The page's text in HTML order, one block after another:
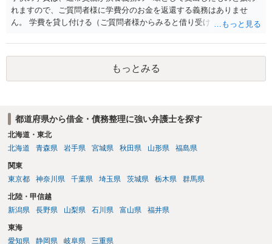
れますので、ご質問者様に学費分のお金を返還する義務はありませ
ん。 学費を貸し付ける（ご質問者様からみると借り受ける）といった
ょう。
もっとみる
都道府県から借金・債務整理に強い弁護士を探す
北海道・東北
北海道
青森県 岩手県 宮城県 秋田県 山形県 福島県
関東
東京都
神奈川県 千葉県 埼玉県 茨城県 栃木県 群馬県
北陸・甲信越
新潟県
長野県 山梨県 石川県 富山県 福井県
東海
愛知県
静岡県 岐阜県 三重県